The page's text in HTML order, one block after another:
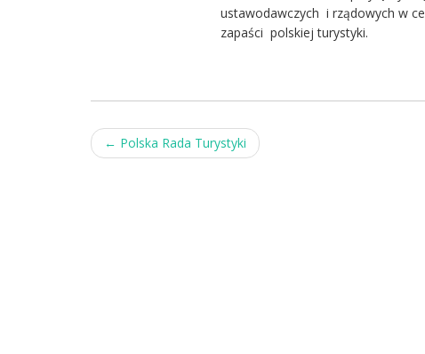
ustawodawczych i rządowych w
zapaści polskiej turystyki.
Post
← Polska Rada Turystyki